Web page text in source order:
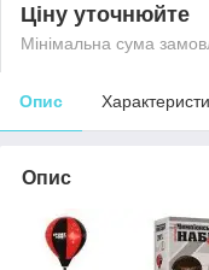
Ціну уточнюйте
Мінімальна сума
Опис
Опис